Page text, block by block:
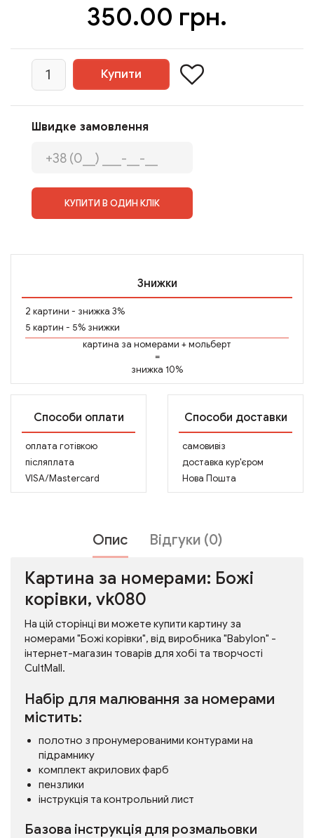
350.00 грн.
Швидке замовлення
КУПИТИ В ОДИН КЛІК
Знижки
2 картини - знижка 3%
5 картин - 5% знижки
картина за номерами +мольберт
=
знижка 10%
Способи оплати
оплата готівкою
післяплата
VISA/Mastercard
Способи доставки
самовивіз
доставка кур'єром
Нова Пошта
Опис Відгуки (0)
Картина за номерами: Божі
корівки, vk080
На цій сторінці ви можете купити картину за
номерами "Божі корівки", від виробника "Babylon" -
інтернет-магазин товарів для хобі та творчості
CultMall.
Набір для малювання за номерами
містить:
полотно з пронумерованими контурами на
підрамнику
комплект акрилових фарб
пензлики
інструкція та контрольний лист
Базова інструкція для розмальовки